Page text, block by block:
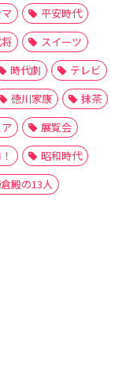
平安時代
スイーツ
時代劇
テレビ
徳川家康
抹茶
展覧会
昭和時代
殿の13人